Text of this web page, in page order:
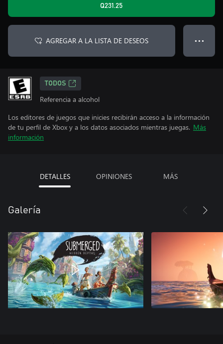
Q231.25
AGREGAR A LA LISTA DE DESEOS ● ● ●
TODOS
Referencia a alcohol
Los editores de juegos que inicies recibirán acceso a la información
de tu perfil de Xbox y a los datos asociados mientras juegas. Más
información
DETALLES OPINIONES MÁS
Galería